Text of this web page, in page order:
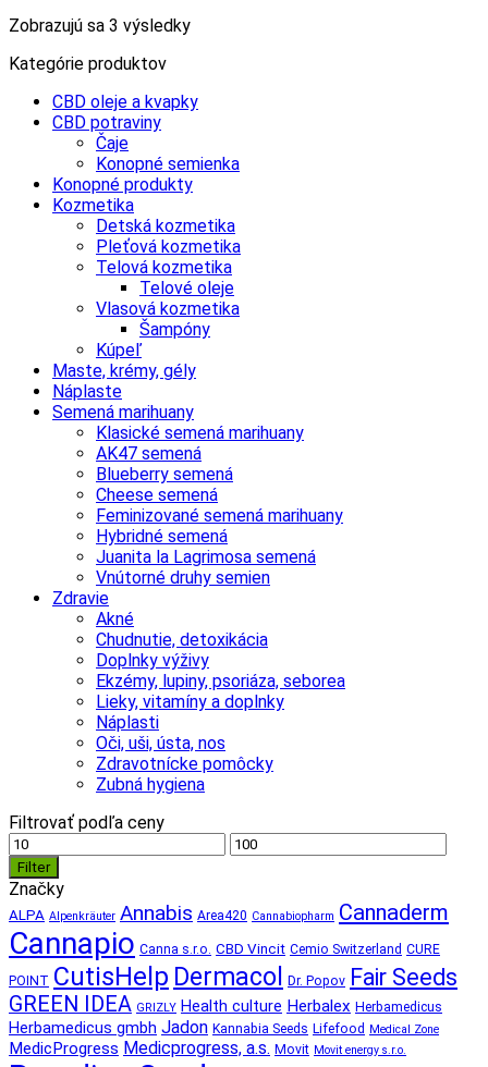
Zobrazujú sa 3 výsledkyZoradené
Kategórie produktov
CBD oleje a kvapky
CBD potraviny
Čaje
Konopné semienka
Konopné produkty
Kozmetika
Detská kozmetika
Pleťová kozmetika
Telová kozmetika
Telové oleje
Vlasová kozmetika
Šampóny
Kúpeľ
Maste, krémy, gély
Náplaste
Semená marihuany
Klasické semená marihuany
AK47 semená
Blueberry semená
Cheese semená
Feminizované semená marihuany
Hybridné semená
Juanita la Lagrimosa semená
Vnútorné druhy semien
Zdravie
Akné
Chudnutie, detoxikácia
Doplnky výživy
Ekzémy, lupiny, psoriáza, seborea
Lieky, vitamíny a doplnky
Náplasti
Oči, uši, ústa, nos
Zdravotnícke pomôcky
Zubná hygiena
Filtrovať podľa ceny
Minimálna
cena
Maximálna
cena
Filter
Značky
ALPA Alpenkräuter Annabis Area420 Cannabiopharm Cannaderm
Cannapio Canna s.r.o. CBD Vincit Cemio Switzerland CURE
POINT CutisHelp Dermacol Dr. Popov Fair Seeds
GREEN IDEA GRIZLY Health culture Herbalex Herbamedicus
Herbamedicus gmbh Jadon Kannabia Seeds Lifefood Medical Zone
MedicProgress Medicprogress, a.s. Movit Movit energy s.r.o.